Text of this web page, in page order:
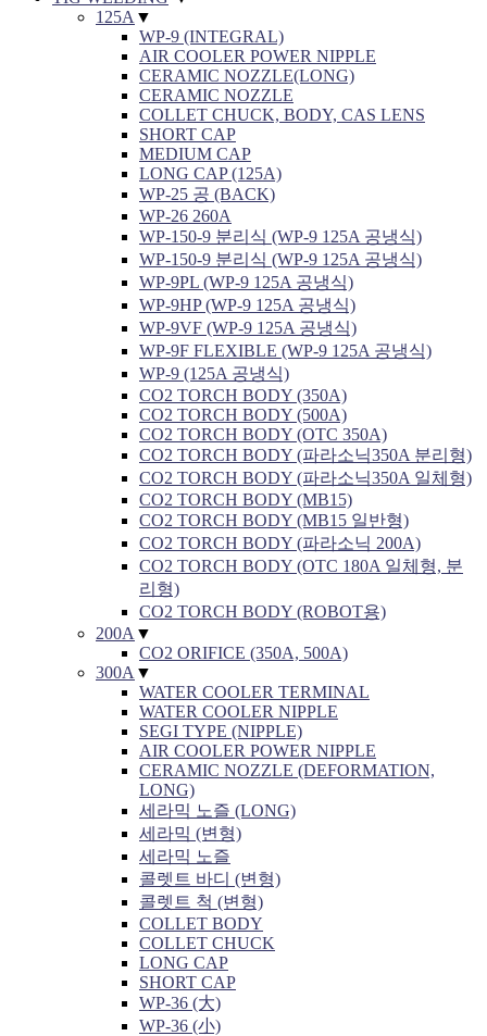
125A ▼
WP-9 (INTEGRAL)
AIR COOLER POWER NIPPLE
CERAMIC NOZZLE(LONG)
CERAMIC NOZZLE
COLLET CHUCK, BODY, CAS LENS
SHORT CAP
MEDIUM CAP
LONG CAP (125A)
WP-25 공 (BACK)
WP-26 260A
WP-150-9 분리식 (WP-9 125A 공냉식)
WP-150-9 분리식 (WP-9 125A 공냉식)
WP-9PL (WP-9 125A 공냉식)
WP-9HP (WP-9 125A 공냉식)
WP-9VF (WP-9 125A 공냉식)
WP-9F FLEXIBLE (WP-9 125A 공냉식)
WP-9 (125A 공냉식)
CO2 TORCH BODY (350A)
CO2 TORCH BODY (500A)
CO2 TORCH BODY (OTC 350A)
CO2 TORCH BODY (파라소닉350A 분리형)
CO2 TORCH BODY (파라소닉350A 일체형)
CO2 TORCH BODY (MB15)
CO2 TORCH BODY (MB15 일반형)
CO2 TORCH BODY (파라소닉 200A)
CO2 TORCH BODY (OTC 180A 일체형, 분
리형)
CO2 TORCH BODY (ROBOT용)
200A ▼
CO2 ORIFICE (350A, 500A)
300A ▼
WATER COOLER TERMINAL
WATER COOLER NIPPLE
SEGI TYPE (NIPPLE)
AIR COOLER POWER NIPPLE
CERAMIC NOZZLE (DEFORMATION,
LONG)
세라믹 노즐 (LONG)
세라믹 (변형)
세라믹 노즐
콜렛트 바디 (변형)
콜렛트 척 (변형)
COLLET BODY
COLLET CHUCK
LONG CAP
SHORT CAP
WP-36 (大)
WP-36 (小)